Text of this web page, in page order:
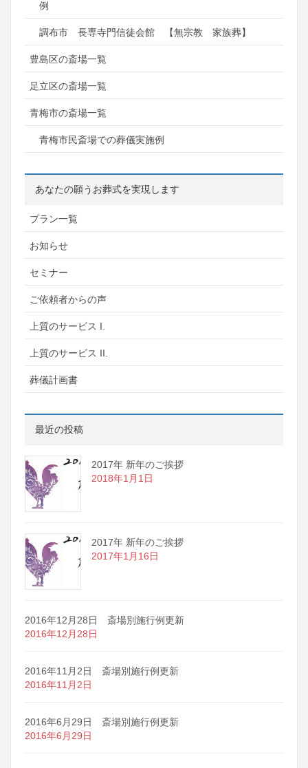
例
調布市 長専寺門信徒会館 【無宗教 家族葬】
豊島区の斎場一覧
足立区の斎場一覧
青梅市の斎場一覧
青梅市民斎場での葬儀実施例
あなたの願うお葬式を実現します
プラン一覧
お知らせ
セミナー
ご依頼者からの声
上質のサービス I.
上質のサービス II.
葬儀計画書
最近の投稿
2017年 新年のご挨拶
2018年1月1日
2017年 新年のご挨拶
2017年1月16日
2016年12月28日 斎場別施行例更新
2016年12月28日
2016年11月2日 斎場別施行例更新
2016年11月2日
2016年6月29日 斎場別施行例更新
2016年6月29日